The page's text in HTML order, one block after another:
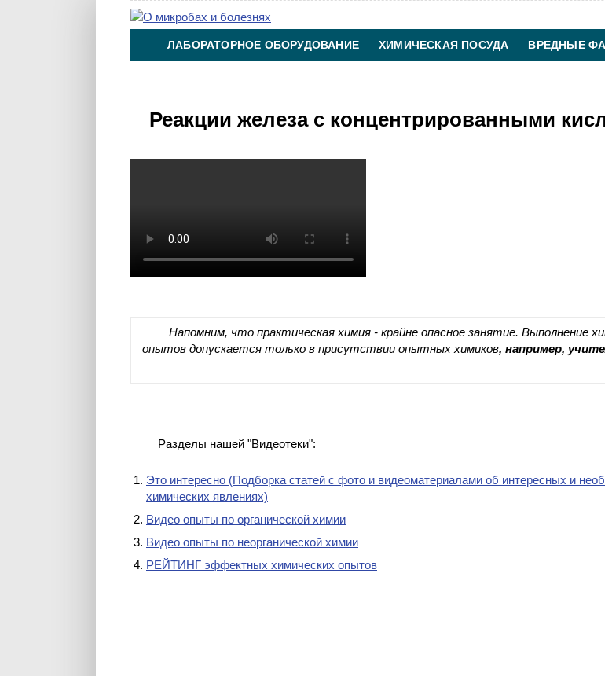
ЛАБОРАТОРНОЕ ОБОРУДОВАНИЕ ХИМИЧЕСКАЯ ПОСУДА ВРЕДНЫЕ
Реакции железа с концентрированными
Напомним, что практическая химия - крайне опасное занятие. Выполнение
опытов допускается только в присутствии опытных химиков, например,
Разделы нашей "Видеотеки":
Это интересно (Подборка статей с фото и видеоматериалами об интересных и
химических явлениях)
Видео опыты по органической химии
Видео опыты по неорганической химии
РЕЙТИНГ эффектных химических опытов